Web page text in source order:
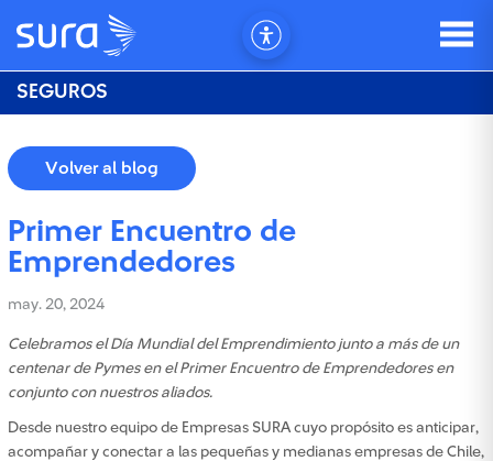
SEGUROS
Volver al blog
Primer Encuentro de
Emprendedores
may. 20, 2024
Celebramos el Día Mundial del Emprendimiento junto a más de un
centenar de Pymes en el Primer Encuentro de Emprendedores en
conjunto con nuestros aliados.
Desde nuestro equipo de Empresas SURA cuyo propósito es anticipar,
acompañar y conectar a las pequeñas y medianas empresas de Chile,